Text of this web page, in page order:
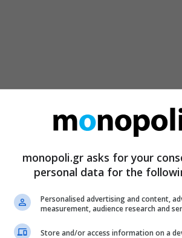
monopoli.gr asks for your
personal data for the
Personalised advertising and content,
measurement, audience research and
Store and/or access information on a